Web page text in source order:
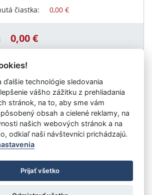
čiastka: 0,00 €
0,00 €
nemocnica s poliklinikou Nové Zámky
Všetky práva vyhradené
Zmluvy do 31.12.2010
ďalšie technológie sledovania
vášho zážitku z prehliadania
stránok, na to, aby sme vám
obsah a cielené reklamy, na
našich webových stránok a na
odkiaľ naši návštevníci prichádzajú.
Prijať všetko